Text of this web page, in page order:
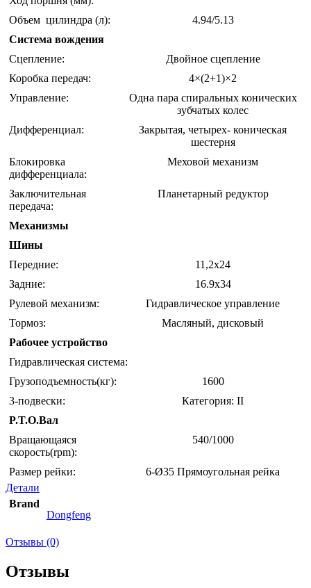
Объем цилиндра (л):
4.94/5.13
Система вождения
Сцепление:
Двойное сцепление
Коробка передач:
4×(2+1)×2
Управление:
Одна пара спиральных конических
зубчатых колес
Дифференциал:
Закрытая, четырех- коническая
шестерня
Блокировка
дифференциала:
Меховой механизм
Заключительная
передача:
Планетарный редуктор
Механизмы
Шины
Передние:
11,2х24
Задние:
16.9х34
Рулевой механизм:
Гидравлическое управление
Тормоз:
Масляный, дисковый
Рабочее устройство
Гидравлическая система:
Грузоподъемность(кг):
1600
3-подвески:
Категория: II
P.T.O.Вал
Вращающаяся
скорость(rpm):
540/1000
Размер рейки:
6-Ø35 Прямоугольная рейка
Детали
Brand
Dongfeng
Отзывы (0)
Отзывы